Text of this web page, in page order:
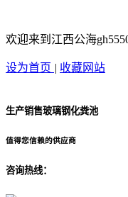
欢迎来到江西公海
设为首页 | 收藏网站
生产销售玻璃钢化粪池
值得您信赖的供应商
咨询热线：